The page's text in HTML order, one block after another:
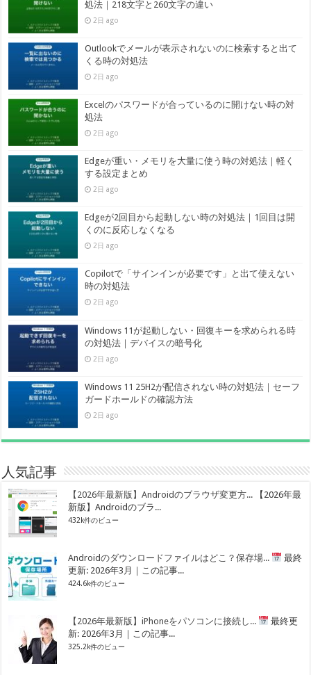
処法｜218文字と260文字の違い
2日 ago
Outlookでメールが表示されないのに検索すると出て
くる時の対処法
2日 ago
Excelのパスワードが合っているのに開けない時の対
処法
2日 ago
Edgeが重い・メモリを大量に使う時の対処法｜軽く
する設定まとめ
2日 ago
Edgeが2回目から起動しない時の対処法｜1回目は開
くのに反応しなくなる
2日 ago
Copilotで「サインインが必要です」と出て使えない
時の対処法
2日 ago
Windows 11が起動しない・回復キーを求められる時
の対処法｜デバイスの暗号化
2日 ago
Windows 11 25H2が配信されない時の対処法｜セーフ
ガードホールドの確認方法
2日 ago
人気記事
【2026年最新版】Androidのブラウザ変更方...
【2026年最
新版】Androidのブラ...
432k件のビュー
Androidのダウンロードファイルはどこ？保存場...
最終
更新: 2026年3月｜この記事...
424.6k件のビュー
【2026年最新版】iPhoneをパソコンに接続し...
最終更
新: 2026年3月｜この記事...
325.2k件のビュー